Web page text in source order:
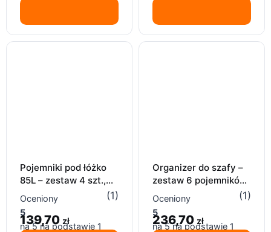
Pojemniki pod łóżko
85L – zestaw 4 szt.,
składane organizery
na pościel i kołdry
Oceniony
5
na 5 na podstawie 1
(1)
139,70 zł
Organizer do szafy –
zestaw 6 pojemników
na ubrania 90 l, szara
kratka
Oceniony
5
na 5 na podstawie 1
(1)
236,70 zł